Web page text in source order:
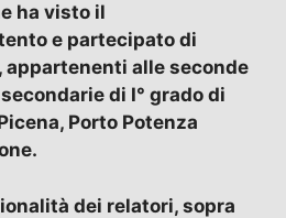
ha visto il
e partecipato di
alle seconde
di I° grado di
Porto Potenza
dei relatori, sopra